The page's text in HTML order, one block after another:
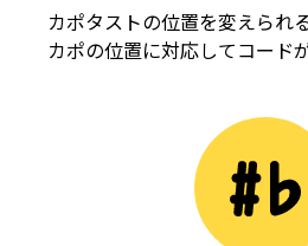
カポタストの位置を変えられ
カポの位置に対応してコード